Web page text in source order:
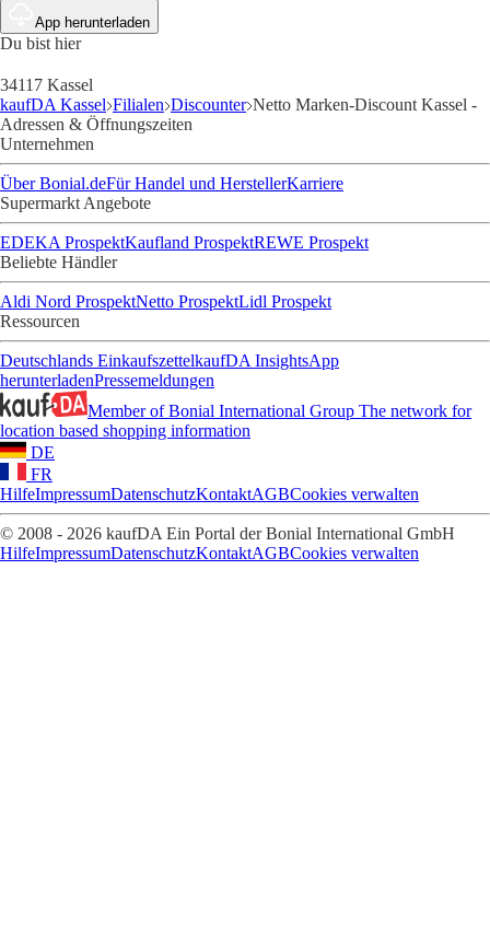
App herunterladen
Du bist hier
34117 Kassel
kaufDA Kassel Filialen Discounter Netto Marken-Discount Kassel -
Adressen & Öffnungszeiten
Unternehmen
Über Bonial.deFür Handel und HerstellerKarriere
Supermarkt Angebote
EDEKA ProspektKaufland ProspektREWE Prospekt
Beliebte Händler
Aldi Nord ProspektNetto ProspektLidl Prospekt
Ressourcen
Deutschlands EinkaufszettelkaufDA InsightsApp
herunterladenPressemeldungen
Member of Bonial International Group The network for
location based shopping information
DE
FR
HilfeImpressumDatenschutzKontaktAGBCookies verwalten
© 2008 - 2026 kaufDA Ein Portal der Bonial International GmbH
HilfeImpressumDatenschutzKontaktAGBCookies verwalten